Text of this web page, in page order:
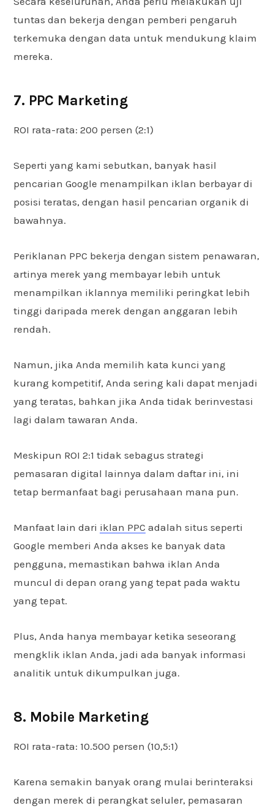
tuntas dan bekerja dengan pemberi pengaruh
terkemuka dengan data untuk mendukung klaim
mereka.
7. PPC Marketing
ROI rata-rata: 200 persen (2:1)
Seperti yang kami sebutkan, banyak hasil
pencarian Google menampilkan iklan berbayar di
posisi teratas, dengan hasil pencarian organik di
bawahnya.
Periklanan PPC bekerja dengan sistem penawaran,
artinya merek yang membayar lebih untuk
menampilkan iklannya memiliki peringkat lebih
tinggi daripada merek dengan anggaran lebih
rendah.
Namun, jika Anda memilih kata kunci yang
kurang kompetitif, Anda sering kali dapat menjadi
yang teratas, bahkan jika Anda tidak berinvestasi
lagi dalam tawaran Anda.
Meskipun ROI 2:1 tidak sebagus strategi
pemasaran digital lainnya dalam daftar ini, ini
tetap bermanfaat bagi perusahaan mana pun.
Manfaat lain dari iklan PPC adalah situs seperti
Google memberi Anda akses ke banyak data
pengguna, memastikan bahwa iklan Anda
muncul di depan orang yang tepat pada waktu
yang tepat.
Plus, Anda hanya membayar ketika seseorang
mengklik iklan Anda, jadi ada banyak informasi
analitik untuk dikumpulkan juga.
8. Mobile Marketing
ROI rata-rata: 10.500 persen (10,5:1)
Karena semakin banyak orang mulai berinteraksi
dengan merek di perangkat seluler, pemasaran